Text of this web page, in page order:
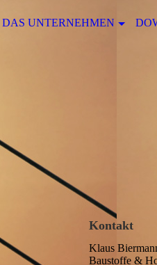
DAS UNTERNEHMEN
Kontakt
Klaus
Baustoffe &